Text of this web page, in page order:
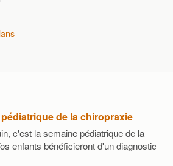
de la chiropraxie
c'est la semaine pédiatrique de la
enfants bénéficieront d'un diagnostic